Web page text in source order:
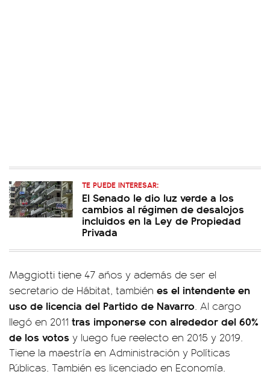
TE PUEDE INTERESAR:
El Senado le dio luz verde a los
cambios al régimen de desalojos
incluidos en la Ley de Propiedad
Privada
Maggiotti tiene 47 años y además de ser el
secretario de Hábitat, también es el intendente en
uso de licencia del Partido de Navarro . Al cargo
llegó en 2011 tras imponerse con alrededor del 60%
de los votos y luego fue reelecto en 2015 y 2019.
Tiene la maestría en Administración y Políticas
Públicas. También es licenciado en Economía.